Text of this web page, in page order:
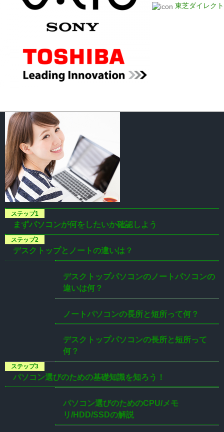
東芝ダイレクト
まずパソコンが何をしたいか確認しよう
デスクトップとノートの違いは？
デスクトップパソコンのノートパソコンの
違いは何？
ノートパソコンの長所と短所って何？
デスクトップパソコンの長所と短所って
何？
パソコン選びのための基礎知識を知ろう！
パソコン選びのためのCPU/メモ
リ/HDD/SSDの解説